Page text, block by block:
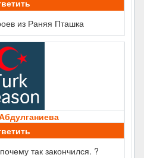
из Раняя Пташка
так закончился. ?